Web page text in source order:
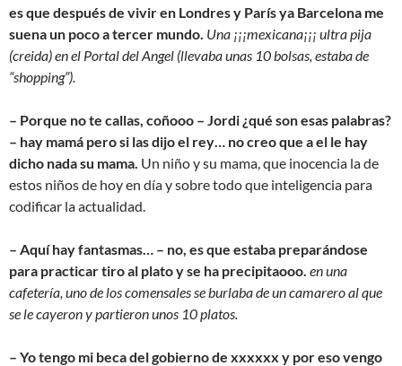
es que después de vivir en Londres y París ya Barcelona me
suena un poco a tercer mundo. Una ¡¡¡mexicana¡¡¡ ultra pija
(creida) en el Portal del Angel (llevaba unas 10 bolsas, estaba de
“shopping”).
– Porque no te callas, coñooo – Jordi ¿qué son esas palabras?
– hay mamá pero si las dijo el rey… no creo que a el le hay
dicho nada su mama. Un niño y su mama, que inocencia la de
estos niños de hoy en día y sobre todo que inteligencia para
codificar la actualidad.
– Aquí hay fantasmas… – no, es que estaba preparándose
para practicar tiro al plato y se ha precipitaooo. en una
cafetería, uno de los comensales se burlaba de un camarero al que
se le cayeron y partieron unos 10 platos.
– Yo tengo mi beca del gobierno de xxxxxx y por eso vengo